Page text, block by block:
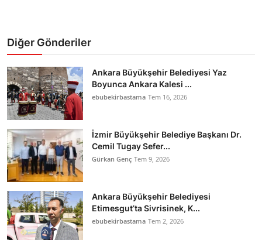
Diğer Gönderiler
Ankara Büyükşehir Belediyesi Yaz
Boyunca Ankara Kalesi ...
ebubekirbastama Tem 16, 2026
İzmir Büyükşehir Belediye Başkanı Dr.
Cemil Tugay Sefer...
Gürkan Genç Tem 9, 2026
Ankara Büyükşehir Belediyesi
Etimesgut’ta Sivrisinek, K...
ebubekirbastama Tem 2, 2026